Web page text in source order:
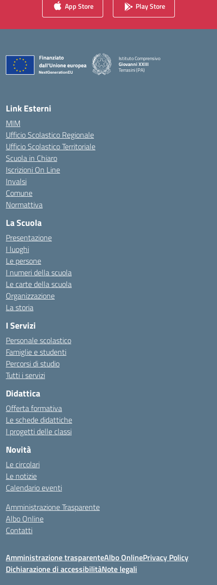
App Store Play Store
Istituto Comprensivo
Giovanni XXIII
Terrasini (PA)
Link Esterni
MIM
Ufficio Scolastico Regionale
Ufficio Scolastico Territoriale
Scuola in Chiaro
Iscrizioni On Line
Invalsi
Comune
Normattiva
La Scuola
Presentazione
I luoghi
Le persone
I numeri della scuola
Le carte della scuola
Organizzazione
La storia
I Servizi
Personale scolastico
Famiglie e studenti
Percorsi di studio
Tutti i servizi
Didattica
Offerta formativa
Le schede didattiche
I progetti delle classi
Novità
Le circolari
Le notizie
Calendario eventi
Amministrazione Trasparente
Albo Online
Contatti
Amministrazione trasparenteAlbo OnlinePrivacy Policy
Dichiarazione di accessibilitàNote legali